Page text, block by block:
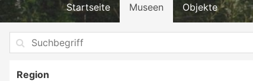
Startseite Museen Objekte
Region